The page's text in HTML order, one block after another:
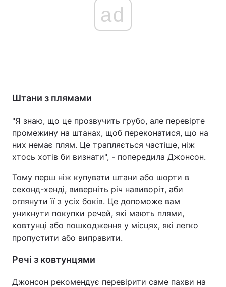
ad
Штани з плямами
"Я знаю, що це прозвучить грубо, але перевірте
промежину на штанах, щоб переконатися, що на
них немає плям. Це трапляється частіше, ніж
хтось хотів би визнати", - попередила Джонсон.
Тому перш ніж купувати штани або шорти в
секонд-хенді, виверніть річ навиворіт, аби
оглянути її з усіх боків. Це допоможе вам
уникнути покупки речей, які мають плями,
ковтунці або пошкодження у місцях, які легко
пропустити або виправити.
Речі з ковтунцями
Джонсон рекомендує перевірити саме пахви на